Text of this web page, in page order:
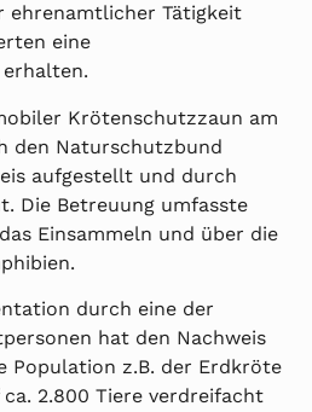
ehrenamtlicher Tätigkeit
eine
Krötenschutzzaun am
den Naturschutzbund
aufgestellt und durch
Die Betreuung umfasste
Einsammeln und über die
durch eine der
hat den Nachweis
Population z.B. der Erdkröte
2.800 Tiere verdreifacht